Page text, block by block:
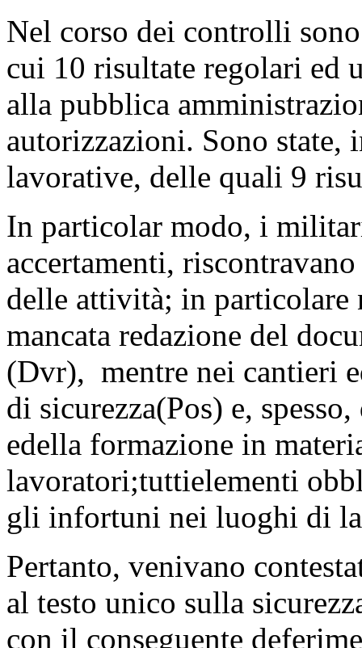
Nel corso dei controlli
cui 10 risultate regolari ed
alla pubblica
autorizzazioni. Sono
lavorative, delle quali 9
In particolar modo, i
accertamenti,
delle attività; in particolare
mancata redazione del
(Dvr), mentre nei cantieri
di sicurezza(Pos) e,
edella formazione in
lavoratori;tuttielementi
gli infortuni nei luoghi di
Pertanto, venivano
al testo unico sulla
con il conseguente